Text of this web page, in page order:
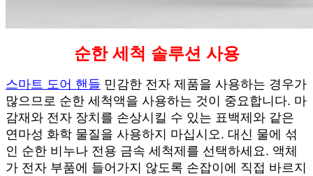
순한 세척 솔루션 사용
스마트 도어 핸들 민감한 전자 제품을 사용하는 경우가
많으므로 순한 세척액을 사용하는 것이 중요합니다. 마
감재와 전자 장치를 손상시킬 수 있는 표백제와 같은
연마성 화학 물질을 사용하지 마십시오. 대신 물에 섞
인 순한 비누나 전용 금속 세척제를 선택하세요. 액체
가 전자 부품에 들어가지 않도록 손잡이에 직접 바르지